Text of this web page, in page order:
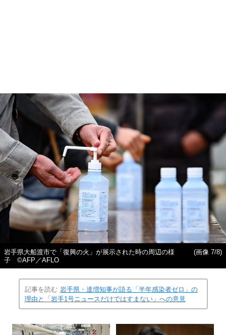
岩手県大船渡市で「復興の火」が展示された時の周辺の様
子 ©AFP／AFLO
(画像 7/8)
記事を読む 岩手県・達増知事が語る「半年感染者ゼロ」の
理由と「岩手1号ニュースだけではすまない」への意見